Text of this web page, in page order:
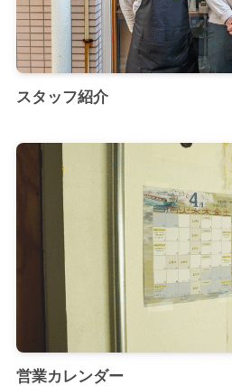
スタッフ紹介
営業カレンダー